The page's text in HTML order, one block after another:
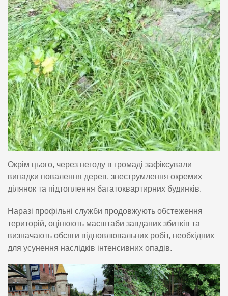
Окрім цього, через негоду в громаді зафіксували
випадки повалення дерев, знеструмлення окремих
ділянок та підтоплення багатоквартирних будинків.
Наразі профільні служби продовжують обстеження
територій, оцінюють масштаби завданих збитків та
визначають обсяги відновлювальних робіт, необхідних
для усунення наслідків інтенсивних опадів.